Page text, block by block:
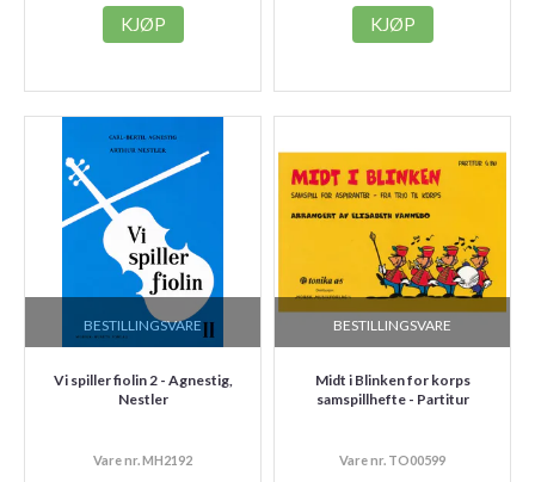
KJØP KJØP
BESTILLINGSVARE
Vi spiller fiolin 2 - Agnestig,
Nestler
Vare nr. MH2192
BESTILLINGSVARE
Midt i Blinken for korps
samspillhefte - Partitur
Vare nr. TO00599